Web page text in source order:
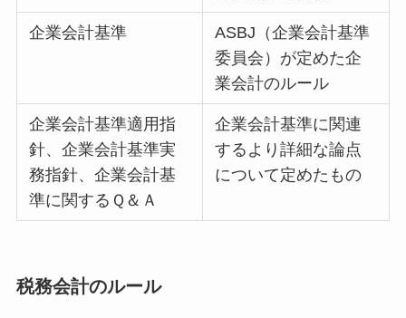
企業会計基準
ASBJ（企業会計基準
委員会）が定めた企
業会計のルール
企業会計基準適用指
針、企業会計基準実
務指針、企業会計基
準に関するＱ＆Ａ
企業会計基準に関連
するより詳細な論点
について定めたもの
税務会計のルール